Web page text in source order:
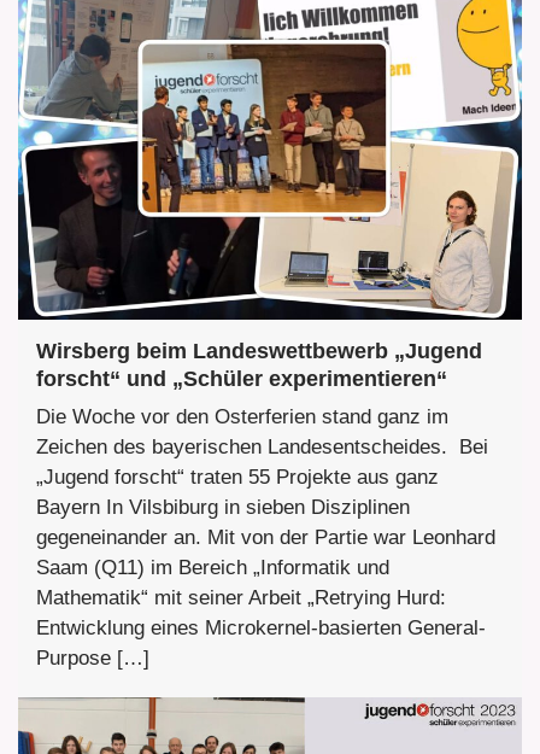
Wirsberg beim Landeswettbewerb „Jugend
forscht“ und „Schüler experimentieren“
Die Woche vor den Osterferien stand ganz im
Zeichen des bayerischen Landesentscheides. Bei
„Jugend forscht“ traten 55 Projekte aus ganz
Bayern In Vilsbiburg in sieben Disziplinen
gegeneinander an. Mit von der Partie war Leonhard
Saam (Q11) im Bereich „Informatik und
Mathematik“ mit seiner Arbeit „Retrying Hurd:
Entwicklung eines Microkernel-basierten General-
Purpose […]